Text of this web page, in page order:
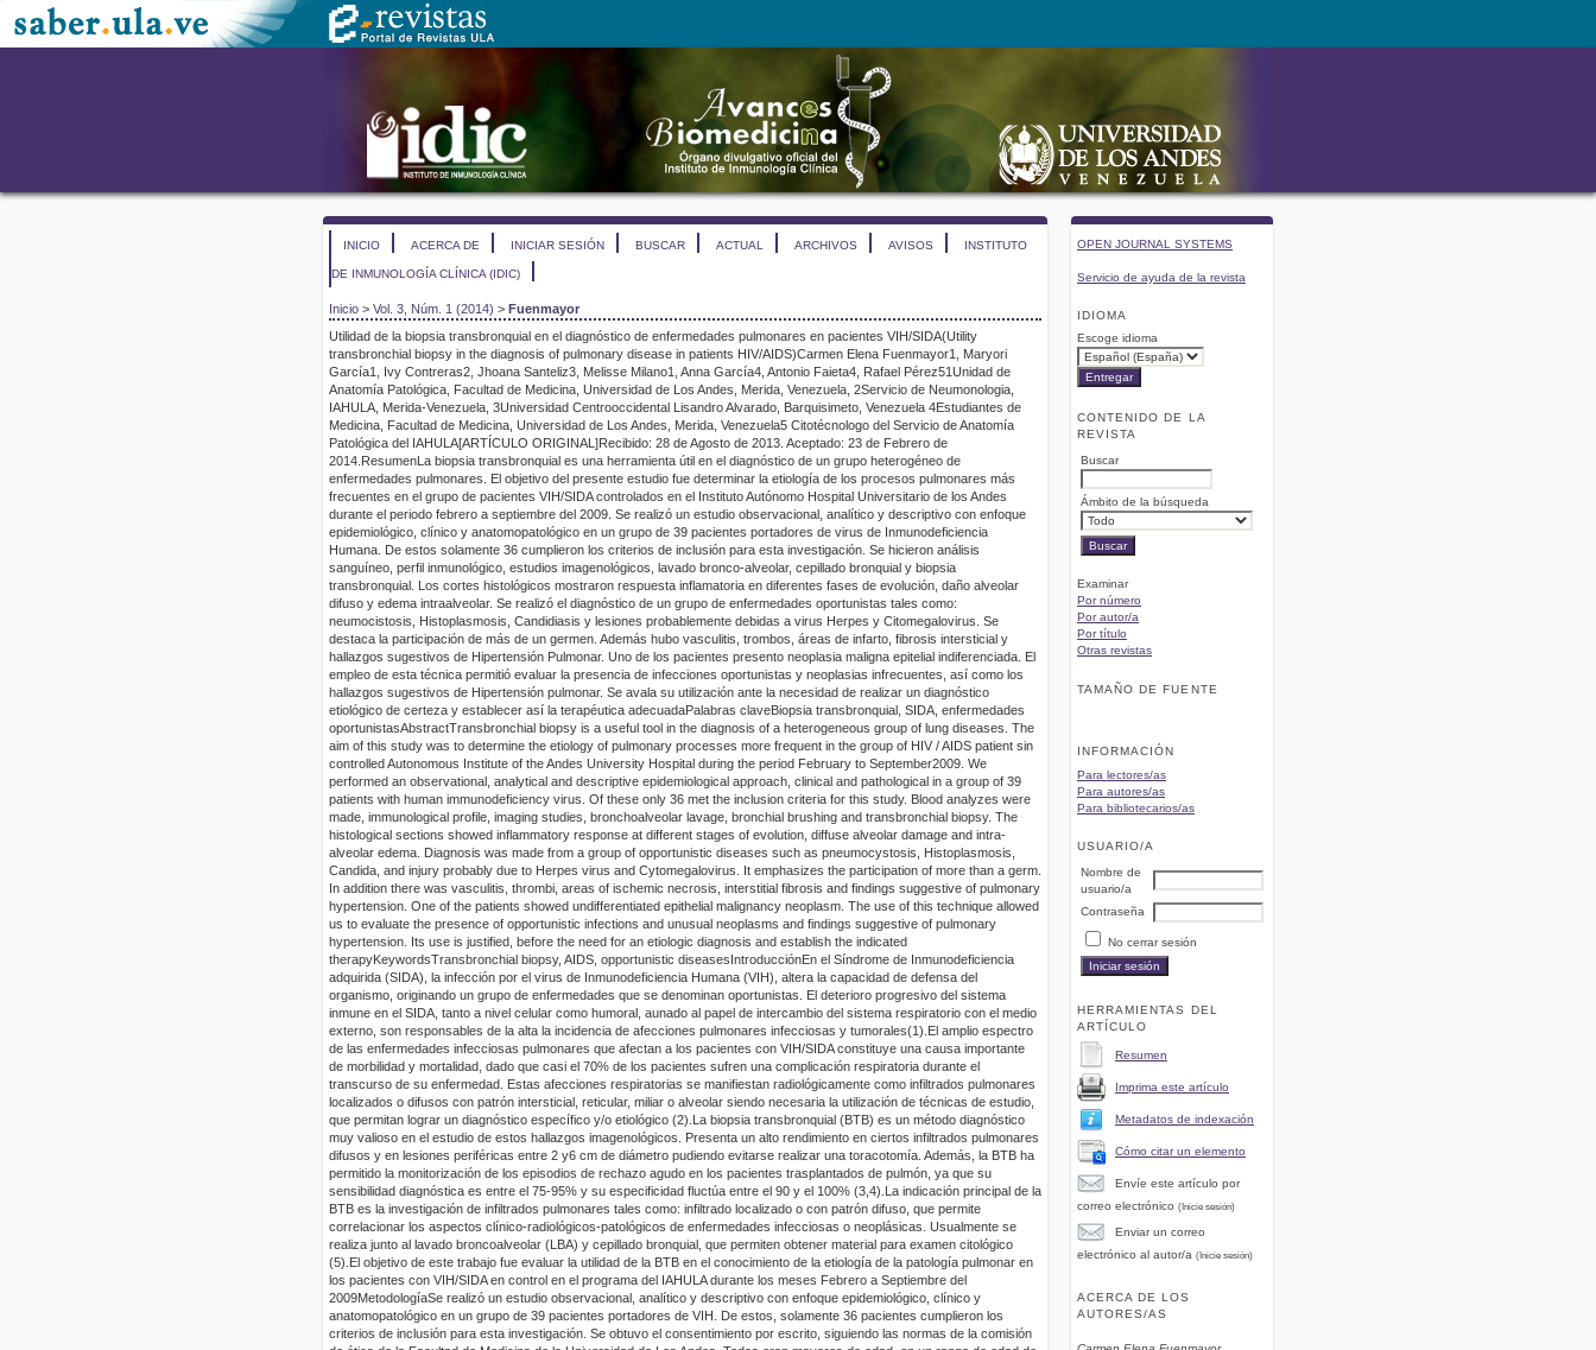
OPEN JOURNAL SYSTEMS
Servicio de ayuda de la revista
IDIOMA
Escoge idioma
CONTENIDO DE LA
REVISTA
Buscar
Ámbito de la búsqueda
Examinar
Por número
Por autor/a
Por título
Otras revistas
TAMAÑO DE FUENTE
INFORMACIÓN
Para lectores/as
Para autores/as
Para bibliotecarios/as
USUARIO/A
Nombre de
usuario/a
Contraseña
No cerrar sesión
HERRAMIENTAS DEL
ARTÍCULO
Resumen
Imprima este artículo
Metadatos de indexación
Cómo citar un elemento
Envíe este artículo por
correo electrónico (Inicie sesión)
Enviar un correo
electrónico al autor/a (Inicie sesión)
ACERCA DE LOS
AUTORES/AS
INICIO ACERCA DE INICIAR SESIÓN BUSCAR ACTUAL ARCHIVOS AVISOS INSTITUTO
DE INMUNOLOGÍA CLÍNICA (IDIC)
Inicio > Vol. 3, Núm. 1 (2014) > Fuenmayor
Utilidad de la biopsia transbronquial en el diagnóstico de enfermedades pulmonares en pacientes VIH/SIDA(Utility
transbronchial biopsy in the diagnosis of pulmonary disease in patients HIV/AIDS)Carmen Elena Fuenmayor1
Maryori
García1 Ivy Contreras2 Jhoana Santeliz3 Melisse Milano1 , Anna García4 Antonio Faieta4 , Rafael Pérez51Unidad de
Anatomía Patológica, Facultad de Medicina, Universidad de Los Andes, Merida , Venezuela, 2Servicio de Neumonologia
IAHULA, Merida-Venezuela, 3Universidad Centrooccidental Lisandro Alvarado, Barquisimeto, Venezuela 4Estudiantes de
Medicina, Facultad de Medicina, Universidad de Los Andes, Merida , Venezuela5 Citotécnologo del Servicio de Anatomía
Patológica del IAHULA[ARTÍCULO ORIGINAL ]Recibido: 28 deAgosto de 2013 Aceptado: 23 de Febrero de
2014 ResumenLa biopsia transbronquial es una herramienta útil en el diagnóstico de un grupo heterogéneo de
enfermedades pulmonares. El objetivo del presente estudio fue determinar la etiología de los procesos pulmonares más
frecuentes en el grupo de pacientes VIH/SIDA controlados en el Instituto Autónomo Hospital Universitario de los Andes
durante el periodo febrero a septiembre del 2009. Se realizó un estudio observacional, analítico y descriptivo con enfoque
epidemiológico, clínico y anatomopatológico en un grupo de 39 pacientes portadores de virus de Inmunodeficiencia
Humana. De estos solamente 36 cumplieron los criterios de inclusión para esta investigación. Se hicieron análisis
sanguíneo, perfil inmunológico, estudios imagenológicos , lavado bronco-alveolar, cepillado bronquial y biopsia
transbronquial . Los cortes histológicos mostraron respuesta inflamatoria en diferentes fases de evolución, daño alveolar
difuso y edema intraalveolar. Se realizó el diagnóstico de un grupo de enfermedades oportunistas tales como:
neumocistosis , Histoplasmosis, Candidiasis y lesiones probablemente debidas a virus Herpes y Citomegalovirus. Se
destaca la participación de más de un germen. Además hubo vasculitis, trombos, áreas de infarto, fibrosis intersticial y
hallazgos sugestivos de Hipertensión Pulmonar. Uno de los pacientes presento neoplasia maligna epitelial indiferenciada. El
empleo de esta técnica permitió evaluar la presencia de infecciones oportunistas y neoplasias infrecuentes, así como los
hallazgos sugestivos de Hipertensión pulmonar. Se avala su utilización ante la necesidad de realizar un diagnóstico
etiológico de certeza y establecer así la terapéutica adecuadaPalabras claveBiopsia transbronquial , SIDA, enfermedades
oportunistasAbstractTransbronchial biopsy is a useful tool in the diagnosis of a heterogeneous group of lung diseases. The
aim of this study was to determine the etiology of pulmonary processes more frequent in the group of HIV / AIDS patient sin
controlled Autonomous Institute of the Andes University Hospital during the period February to September2009. We
performed an observational, analytical and descriptive epidemiological approach, clinical and pathological in a group of 39
patients with human immunodeficiency virus. Of these only 36 met the inclusion criteria for this study. Blood analyzes were
made, immunological profile, imaging studies, bronchoalveolar lavage, bronchial brushing and transbronchial biopsy. The
histological sections showed inflammatory response at different stages of evolution, diffuse alveolar damage and intra-
alveolar edema. Diagnosis was made from a group of opportunistic diseases such as pneumocystosis Histoplasmosis
Candida, and injury probably due to Herpes virus and Cytomegalovirus. It emphasizes the participation of more than a germ.
In addition there was vasculitis , thrombi, areas of ischemic necrosis, interstitial fibrosis and findings suggestive of pulmonary
hypertension. One of the patients showed undifferentiated epithelial malignancy neoplasm. The use of this technique allowed
us to evaluate the presence of opportunistic infections and unusual neoplasms and findings suggestive of pulmonary
hypertension. Its use is justified, before the need for an etiologic diagnosis and establish the indicated
therapyKeywordsTransbronchial biopsy, AIDS, opportunistic diseasesIntroducciónEn el Síndrome de Inmunodeficiencia
adquirida (SIDA), la infección por el virus de Inmunodeficiencia Humana (VIH), altera la capacidad de defensa del
organismo, originando un grupo de enfermedades que se denominan oportunistas. El deterioro progresivo del sistema
inmune en el SIDA, tanto a nivel celular como humoral, aunado al papel de intercambio del sistema respiratorio con el medio
externo, son responsables de la alta la incidencia de afecciones pulmonares infecciosas y tumorales(1). El amplio espectro
de las enfermedades infecciosas pulmonares que afectan a los pacientes con VIH/SIDA constituye una causa importante
de morbilidad y mortalidad, dado que casi el 70% de los pacientes sufren una complicación respiratoria durante el
transcurso de su enfermedad. Estas afecciones respiratorias se manifiestan radiológicamente como infiltrados pulmonares
localizados o difusos con patrón intersticial, reticular, miliar o alveolar siendo necesaria la utilización de técnicas de estudio,
que permitan lograr un diagnóstico específico y/o etiológico (2). La biopsia transbronquial (BTB) es un método diagnóstico
muy valioso en el estudio de estos hallazgos imagenológicos . Presenta un alto rendimiento en ciertos infiltrados pulmonares
difusos y en lesiones periféricas entre 2 y6 cm de diámetro pudiendo evitarse realizar una toracotomía. Además, la BTB ha
permitido la monitorización de los episodios de rechazo agudo en los pacientes trasplantados de pulmón, ya que su
sensibilidad diagnóstica es entre el 75-95% y su especificidad fluctúa entre el 90 y el 100% (3,4). La indicación principal de la
BTB es la investigación de infiltrados pulmonares tales como: infiltrado localizado o con patrón difuso, que permite
correlacionar los aspectos clínico-radiológicos-patológicos de enfermedades infecciosas o neoplásicas. Usualmente se
realiza junto al lavado broncoalveolar (LBA) y cepillado bronquial, que permiten obtener material para examen citológico
(5). El objetivo de este trabajo fue evaluar la utilidad de la BTB en el conocimiento de la etiología de la patología pulmonar en
los pacientes con VIH/SIDA en control en el programa del IAHULA durante los meses Febrero a Septiembre del
2009MetodologíaSe realizó un estudio observacional, analítico y descriptivo con enfoque epidemiológico, clínico y
anatomopatológico en un grupo de 39 pacientes portadores de VIH. De estos, solamente 36 pacientes cumplieron los
criterios de inclusión para esta investigación. Se obtuvo el consentimiento por escrito, siguiendo las normas de la comisión